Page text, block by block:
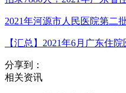
2021年河源市人民医院第二
【汇总】2021年6月广东住
分享到：
相关资讯